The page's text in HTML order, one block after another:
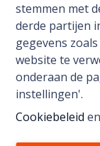
stemmen met
derde partijen
gegevens
website te
onderaan de
instellingen'.
Cookiebeleid en